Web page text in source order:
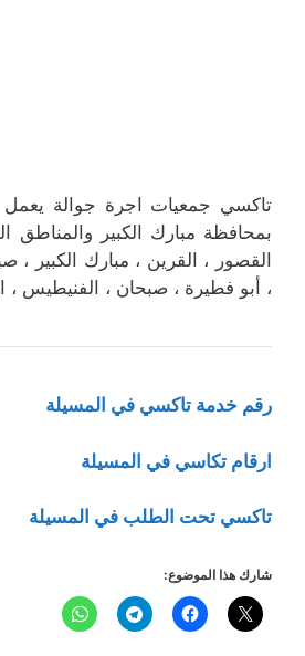
تاكسي جمعيات اجرة جوالة
القصور ، القرين ، مبارك الكبير ،
، أبو فطيرة ، صبحان ، الفنيطيس
رقم خدمة تاكسي في المسيلة
ارقام تكاسي في المسيلة
تاكسي تحت الطلب في المسيلة
شارك هذا الموضوع: